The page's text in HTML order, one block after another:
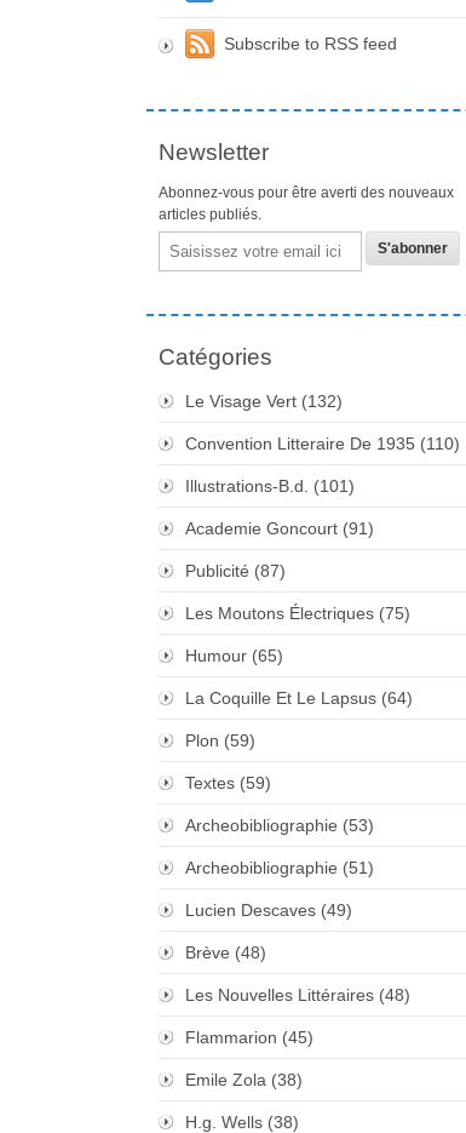
Subscribe to RSS feed
Newsletter
Abonnez-vous pour être averti des nouveaux
articles publiés.
Email
Catégories
Le Visage Vert (132)
Convention Litteraire De 1935 (110)
Illustrations-B.d. (101)
Academie Goncourt (91)
Publicité (87)
Les Moutons Électriques (75)
Humour (65)
La Coquille Et Le Lapsus (64)
Plon (59)
Textes (59)
Archeobibliographie (53)
Archeobibliographie (51)
Lucien Descaves (49)
Brève (48)
Les Nouvelles Littéraires (48)
Flammarion (45)
Emile Zola (38)
H.g. Wells (38)